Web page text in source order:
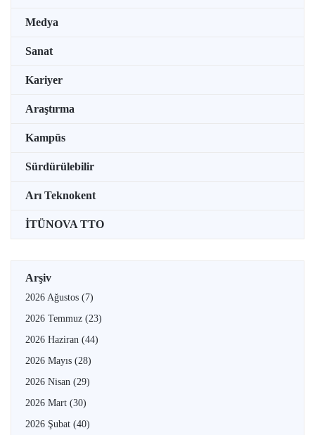
Medya
Sanat
Kariyer
Araştırma
Kampüs
Sürdürülebilir
Arı Teknokent
İTÜNOVA TTO
Arşiv
2026 Ağustos (7)
2026 Temmuz (23)
2026 Haziran (44)
2026 Mayıs (28)
2026 Nisan (29)
2026 Mart (30)
2026 Şubat (40)